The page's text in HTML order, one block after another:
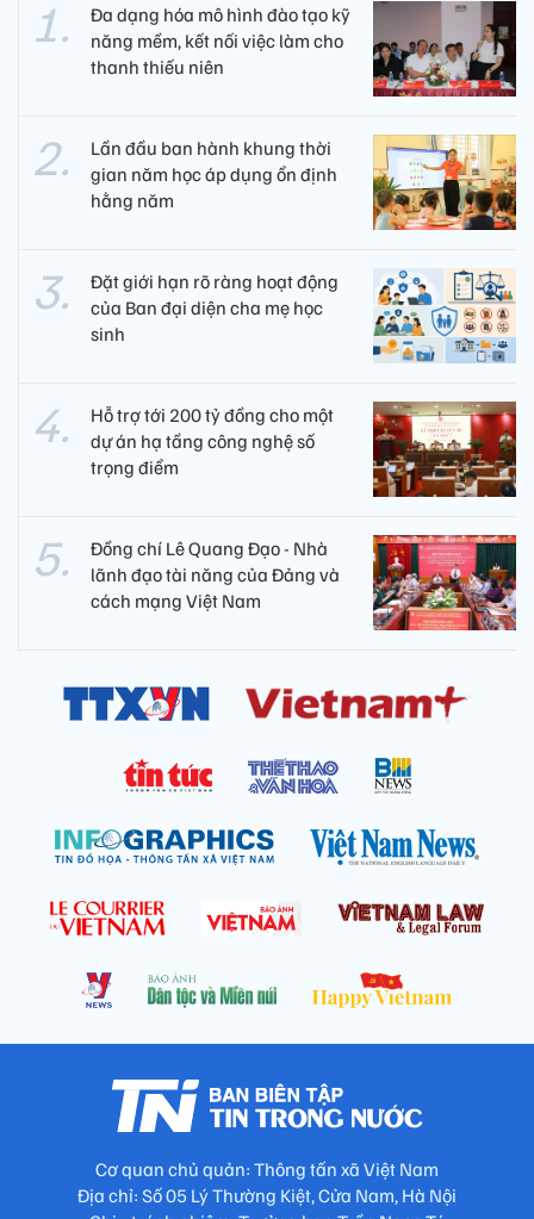
Đa dạng hóa mô hình đào tạo kỹ
năng mềm, kết nối việc làm cho
thanh thiếu niên
Lần đầu ban hành khung thời
gian năm học áp dụng ổn định
hằng năm
Đặt giới hạn rõ ràng hoạt động
của Ban đại diện cha mẹ học
sinh
Hỗ trợ tới 200 tỷ đồng cho một
dự án hạ tầng công nghệ số
trọng điểm
Đồng chí Lê Quang Đạo - Nhà
lãnh đạo tài năng của Đảng và
cách mạng Việt Nam​
Cơ quan chủ quản: Thông tấn xã Việt Nam
Địa chỉ: Số 05 Lý Thường Kiệt, Cửa Nam, Hà Nội